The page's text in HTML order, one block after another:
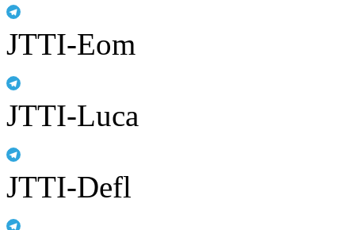
JTTI-Eom
JTTI-Luca
JTTI-Defl